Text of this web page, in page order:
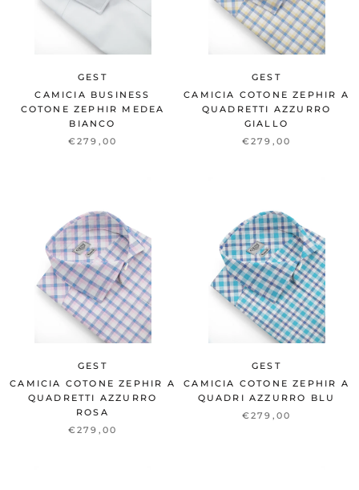
GEST
CAMICIA BUSINESS
COTONE ZEPHIR MEDEA
BIANCO
€279,00
GEST
CAMICIA COTONE ZEPHIR A
QUADRETTI AZZURRO
GIALLO
€279,00
GEST
CAMICIA COTONE ZEPHIR A
QUADRETTI AZZURRO
ROSA
€279,00
GEST
CAMICIA COTONE ZEPHIR A
QUADRI AZZURRO BLU
€279,00